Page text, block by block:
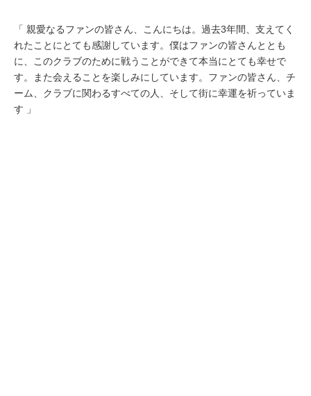
「 親愛なるファンの皆さん、こんにちは。過去3年間、支えてく
れたことにとても感謝しています。僕はファンの皆さんととも
に、このクラブのために戦うことができて本当にとても幸せで
す。また会えることを楽しみにしています。ファンの皆さん、チ
ーム、クラブに関わるすべての人、そして街に幸運を祈っていま
す 」